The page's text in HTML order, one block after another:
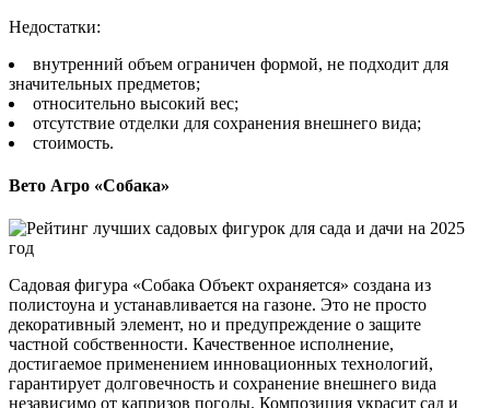
Недостатки:
внутренний объем ограничен формой, не подходит для
значительных предметов;
относительно высокий вес;
отсутствие отделки для сохранения внешнего вида;
стоимость.
Вето Агро «Собака»
Садовая фигура «Собака Объект охраняется» создана из
полистоуна и устанавливается на газоне. Это не просто
декоративный элемент, но и предупреждение о защите
частной собственности. Качественное исполнение,
достигаемое применением инновационных технологий,
гарантирует долговечность и сохранение внешнего вида
независимо от капризов погоды. Композиция украсит сад и